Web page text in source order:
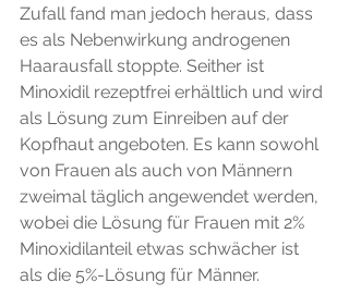
Zufall fand man jedoch heraus, dass
es als Nebenwirkung androgenen
Haarausfall stoppte. Seither ist
Minoxidil rezeptfrei erhältlich und wird
als Lösung zum Einreiben auf der
Kopfhaut angeboten. Es kann sowohl
von Frauen als auch von Männern
zweimal täglich angewendet werden,
wobei die Lösung für Frauen mit 2%
Minoxidilanteil etwas schwächer ist
als die 5%-Lösung für Männer.